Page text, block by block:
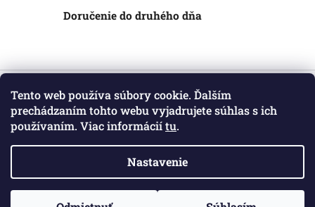
Tento web používa súbory cookie. Ďalším
prechádzaním tohto webu vyjadrujete súhlas s ich
používaním. Viac informáciítu.
Nastavenie
Doručenie do druhého dňa
Z
Informácie pre vás
Obchodné podmienky
Copyright 2026 . Všetky práva vyhradené.